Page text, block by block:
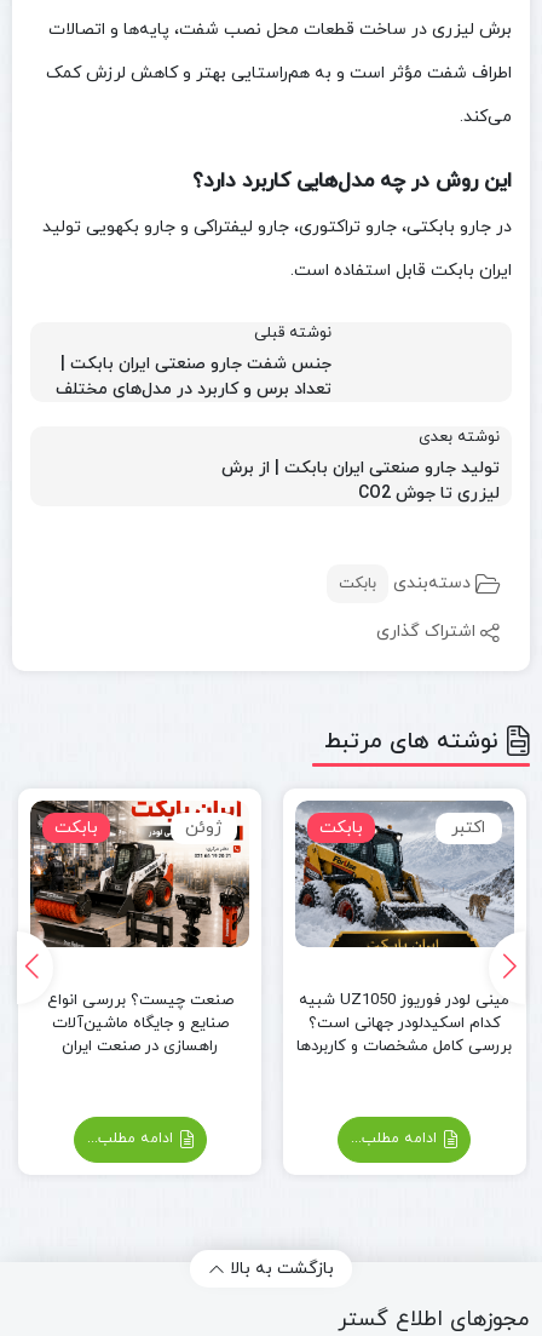
برش لیزری در ساخت قطعات محل نصب شفت، پایه‌ها و اتصالات
اطراف شفت مؤثر است و به هم‌راستایی بهتر و کاهش لرزش کمک
می‌کند.
این روش در چه مدل‌هایی کاربرد دارد؟
در جارو بابکتی، جارو تراکتوری، جارو لیفتراکی و جارو بکهویی تولید
ایران بابکت قابل استفاده است.
نوشته قبلی
جنس شفت جارو صنعتی ایران بابکت |
تعداد برس و کاربرد در مدل‌های مختلف
نوشته بعدی
تولید جارو صنعتی ایران بابکت | از برش
لیزری تا جوش CO2
دسته‌بندی بابکت
اشتراک گذاری
نوشته های مرتبط
بابکت اکتبر
مینی لودر فوریوز UZ1050 شبیه
کدام اسکیدلودر جهانی است؟
بررسی کامل مشخصات و کاربردها
ادامه مطلب...
بابکت ژوئن
صنعت چیست؟ بررسی انواع
صنایع و جایگاه ماشین‌آلات
راهسازی در صنعت ایران
ادامه مطلب...
بازگشت به بالا
مجوزهای اطلاع گستر